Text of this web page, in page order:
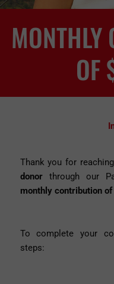
MONTHLY
OF
Thank you for
donorthrough our
monthly contribution of
To complete your
steps: